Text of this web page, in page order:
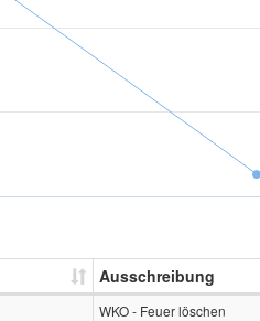
Ausschreibung
WKO - Feuer löschen